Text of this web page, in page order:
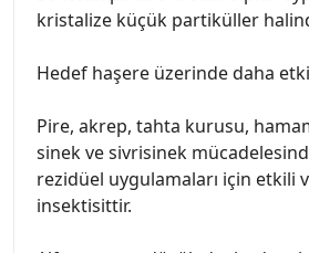
kristalize küçük partiküller
Hedef haşere üzerinde daha
Pire, akrep, tahta kurusu,
sinek ve sivrisinek
rezidüel uygulamaları için etkili
insektisittir.